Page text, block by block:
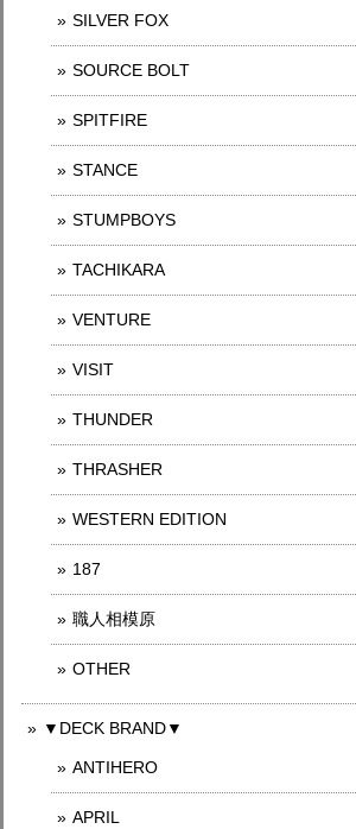
SILVER FOX
SOURCE BOLT
SPITFIRE
STANCE
STUMPBOYS
TACHIKARA
VENTURE
VISIT
THUNDER
THRASHER
WESTERN EDITION
187
職人相模原
OTHER
▼DECK BRAND▼
ANTIHERO
APRIL